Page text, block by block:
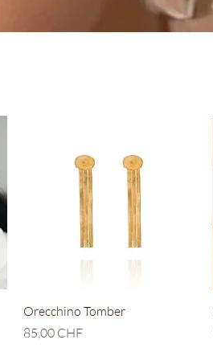
Vista rapida
Orecchino Tomber
Prezzo
85,00 CHF